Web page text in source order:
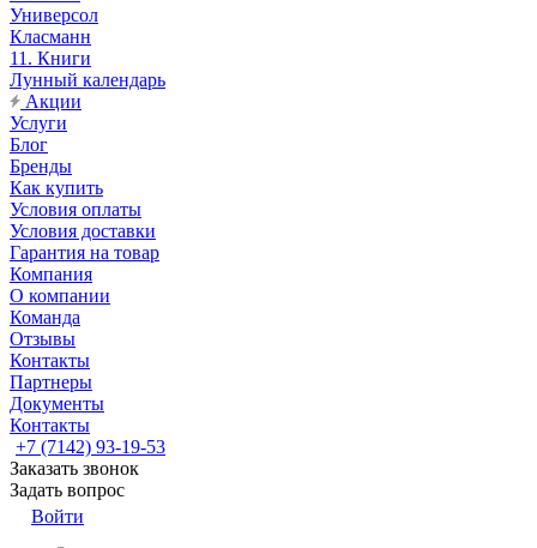
Универсол
Класманн
11. Книги
Лунный календарь
Акции
Услуги
Блог
Бренды
Как купить
Условия оплаты
Условия доставки
Гарантия на товар
Компания
О компании
Команда
Отзывы
Контакты
Партнеры
Документы
Контакты
+7 (7142) 93-19-53
Заказать звонок
Задать вопрос
Войти